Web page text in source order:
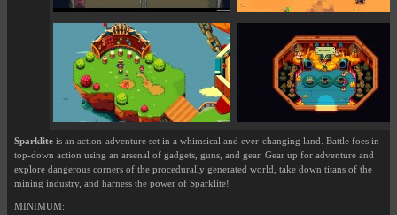
Sparklite is an action-adventure set in a whimsical and ever-changing land. Battle foes in
top-down action using an arsenal of gadgets, guns, and gear. Gear up for adventure and
explore dangerous corners of the procedurally generated world, take down titans of the
mining industry, and harness the power of Sparklite!
MINIMUM: